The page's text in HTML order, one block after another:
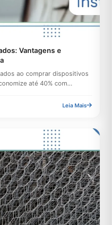
Vantagens e
ao comprar dispositivos
até 40% com
Leia Mais